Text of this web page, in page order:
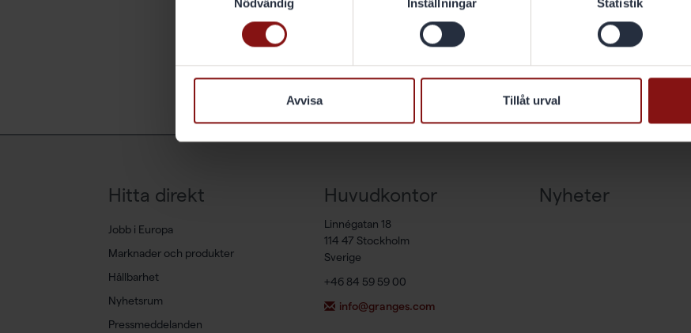
Nödvändig
Inställningar Statistik
Avvisa Tillåt urval
Hitta direkt
Jobb i Europa
Marknader och produkter
Hållbarhet
Nyhetsrum
Pressmeddelanden
Huvudkontor
Linnégatan 18
114 47 Stockholm
Sverige
+46 84 59 59 00
info@granges.com
Nyheter